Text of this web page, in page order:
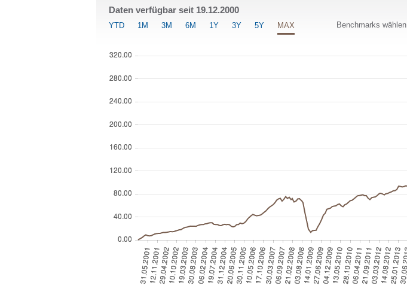
Benchmarks wählen
Daten verfügbar seit 19.12.2000
YTD 1M 3M 6M 1Y 3Y 5Y MAX